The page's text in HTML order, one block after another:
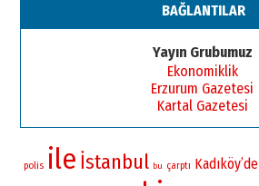
BAĞLANTILAR
Yayın Grubumuz
Ekonomiklik
Erzurum Gazetesi
Kartal Gazetesi
polis ile İstanbul bu çarptı Kadıköy’de